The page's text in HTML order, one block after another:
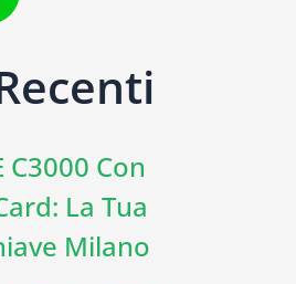
C3000 Con
La Tua
Milano